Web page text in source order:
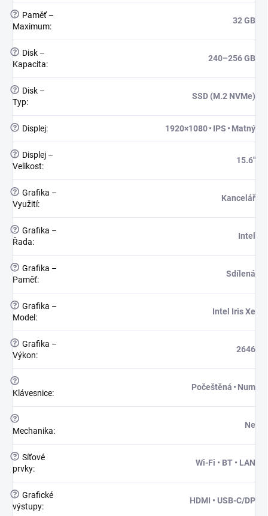
?
Paměť –
Maximum:
32 GB
?
Disk –
Kapacita:
240–256 GB
?
Disk –
Typ:
SSD (M.2 NVMe)
? Displej: 1920×1080 • IPS • Matný
?
Displej –
Velikost:
15.6"
? Grafika –
Využití:
Kancelář
? Grafika –
Řada:
Intel
? Grafika –
Paměť:
Sdílená
? Grafika –
Model :
Intel Iris Xe
? Grafika –
Výkon:
2646
?
Klávesnice:
Počeštěná • Num
?
Mechanika:
Ne
? Síťové
prvky:
Wi-Fi • BT • LAN
? Grafické
výstupy:
HDMI • USB-C/DP